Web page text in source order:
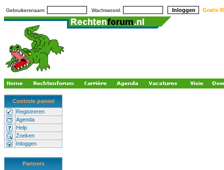
Gebruikersnaam: Wachtwoord: Gratis
Controle paneel
Registreren
Agenda
Help
Zoeken
Inloggen
Partners